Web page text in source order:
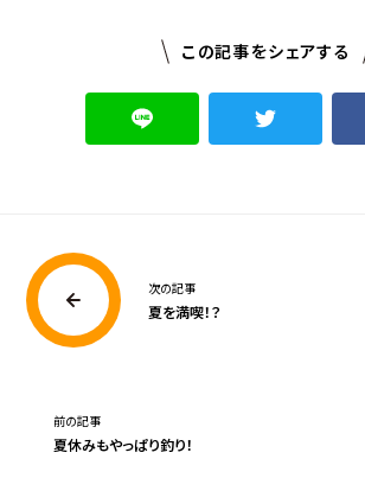
この記事をシェアする
次の記事
夏を満喫！？
前の記事
夏休みもやっぱり釣り！